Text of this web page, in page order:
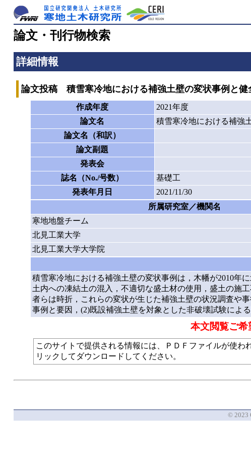
論文・刊行物検索
詳細情報
論文投稿 積雪寒冷地における補強土壁の変状事例と健
作成年度
2021年度
論文名
積雪寒冷地における補強
論文名（和訳）
論文副題
発表会
誌名（No./号数）
基礎工
発表年月日
2021/11/30
所属研究室／機関名
寒地地盤チーム
北見工業大学
北見工業大学大学院
積雪寒冷地における補強土壁の変状事例は，木幡が2010年
土内への凍結土の混入，不適切な盛土材の使用，盛土の施
者らは時折，これらの変状が生じた補強土壁の状況調査や
事例と要因，(2)既設補強土壁を対象とした非破壊試験によ
本文閲覧ご希
このサイトで提供される情報には、ＰＤＦファイルが使わ
リックしてダウンロードしてください。
© 2023